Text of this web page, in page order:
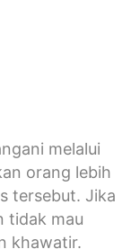
melalui
orang lebih
tersebut. Jika
tidak mau
khawatir.